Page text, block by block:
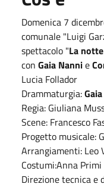
Domenica 7
comunale "Luigi
spettacolo "La
con Gaia Nannie
Lucia Follador
Drammaturgia:
Regia: Giuliana
Scene: Francesco
Progetto musicale:
Arrangiamenti: Leo
Costumi:Anna Primi
Direzione tecnica e